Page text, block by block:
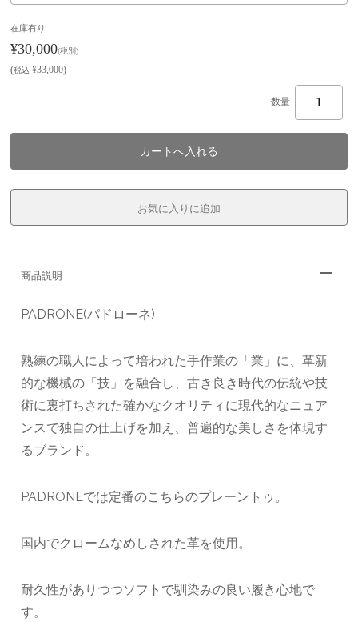
在庫有り
¥30,000(税別)
(税込 ¥33,000)
数量
商品説明
PADRONE(パドローネ)
熟練の職人によって培われた手作業の「業」に、革新
的な機械の「技」を融合し、古き良き時代の伝統や技
術に裏打ちされた確かなクオリティに現代的なニュア
ンスで独自の仕上げを加え、普遍的な美しさを体現す
るブランド。
PADRONEでは定番のこちらのプレーントゥ。
国内でクロームなめしされた革を使用。
耐久性がありつつソフトで馴染みの良い履き心地で
す。